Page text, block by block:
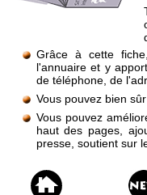
Grâce à cette
l'annuaire et y
de téléphone, de
Vous pouvez bien
Vous pouvez
haut des pages,
presse, soutient sur